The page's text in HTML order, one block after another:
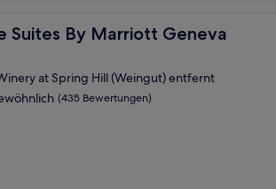
Suites By Marriott Geneva
By Marriott Geneva
at Spring Hill (Weingut) entfernt
(435 Bewertungen)